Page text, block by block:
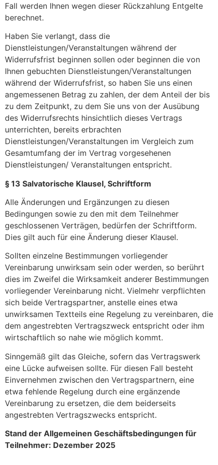
Fall werden Ihnen wegen dieser Rückzahlung Entgelte
berechnet.
Haben Sie verlangt, dass die
Dienstleistungen/Veranstaltungen während der
Widerrufsfrist beginnen sollen oder beginnen die von
Ihnen gebuchten Dienstleistungen/Veranstaltungen
während der Widerrufsfrist, so haben Sie uns einen
angemessenen Betrag zu zahlen, der dem Anteil der bis
zu dem Zeitpunkt, zu dem Sie uns von der Ausübung
des Widerrufsrechts hinsichtlich dieses Vertrags
unterrichten, bereits erbrachten
Dienstleistungen/Veranstaltungen im Vergleich zum
Gesamtumfang der im Vertrag vorgesehenen
Dienstleistungen/ Veranstaltungen entspricht.
§ 13 Salvatorische Klausel, Schriftform
Alle Änderungen und Ergänzungen zu diesen
Bedingungen sowie zu den mit dem Teilnehmer
geschlossenen Verträgen, bedürfen der Schriftform.
Dies gilt auch für eine Änderung dieser Klausel.
Sollten einzelne Bestimmungen vorliegender
Vereinbarung unwirksam sein oder werden, so berührt
dies im Zweifel die Wirksamkeit anderer Bestimmungen
vorliegender Vereinbarung nicht. Vielmehr verpflichten
sich beide Vertragspartner, anstelle eines etwa
unwirksamen Textteils eine Regelung zu vereinbaren, die
dem angestrebten Vertragszweck entspricht oder ihm
wirtschaftlich so nahe wie möglich kommt.
Sinngemäß gilt das Gleiche, sofern das Vertragswerk
eine Lücke aufweisen sollte. Für diesen Fall besteht
Einvernehmen zwischen den Vertragspartnern, eine
etwa fehlende Regelung durch eine ergänzende
Vereinbarung zu ersetzen, die dem beiderseits
angestrebten Vertragszwecks entspricht.
Stand der Allgemeinen Geschäftsbedingungen für
Teilnehmer: Dezember 2025